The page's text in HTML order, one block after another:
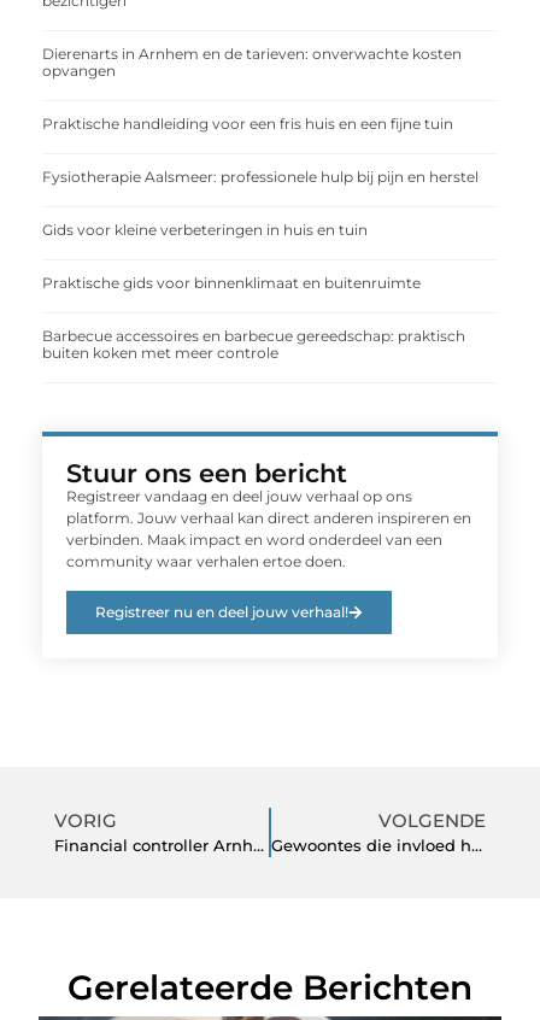
Dierenarts in Arnhem en de tarieven: onverwachte kosten
opvangen
Praktische handleiding voor een fris huis en een fijne tuin
Fysiotherapie Aalsmeer: professionele hulp bij pijn en herstel
Gids voor kleine verbeteringen in huis en tuin
Praktische gids voor binnenklimaat en buitenruimte
Barbecue accessoires en barbecue gereedschap: praktisch
buiten koken met meer controle
Stuur ons een bericht
Registreer vandaag en deel jouw verhaal op ons
platform. Jouw verhaal kan direct anderen inspireren en
verbinden. Maak impact en word onderdeel van een
community waar verhalen ertoe doen.
Registreer nu en deel jouw verhaal!
VORIG
Financial controller Arnhem
VOLGENDE
Gewoontes die invloed hebben op de conditie van je huid
Gerelateerde Berichten